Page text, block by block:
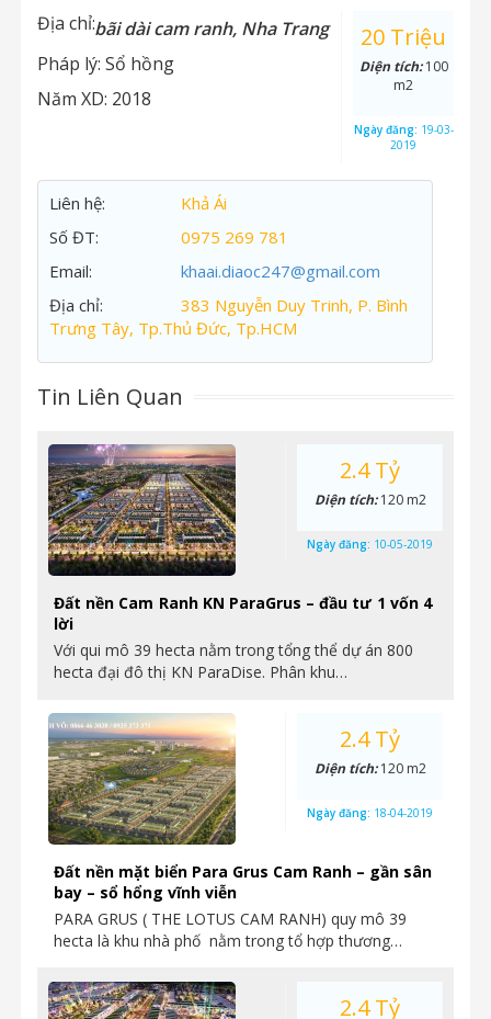
Địa chỉ:bãi dài cam ranh, Nha Trang
Pháp lý: Sổ hồng
Năm XD: 2018
20 Triệu
Diện tích:100
m2
Ngày đăng: 19-03-
2019
Liên hệ:
Khả Ái
Số ĐT:
0975 269 781
Email:
khaai.diaoc247@gmail.com
Địa chỉ:
383 Nguyễn Duy Trinh, P. Bình
Trưng Tây, Tp.Thủ Đức, Tp.HCM
Tin Liên Quan
Đất nền Cam Ranh KN ParaGrus – đầu tư 1 vốn 4
lời
Với qui mô 39 hecta nằm trong tổng thể dự án 800
hecta đại đô thị KN ParaDise. Phân khu…
2.4 Tỷ
Diện tích:120 m2
Ngày đăng: 10-05-2019
Đất nền mặt biển Para Grus Cam Ranh – gần sân
bay – sổ hổng vĩnh viễn
PARA GRUS ( THE LOTUS CAM RANH) quy mô 39
hecta là khu nhà phố nằm trong tổ hợp thương…
2.4 Tỷ
Diện tích:120 m2
Ngày đăng: 18-04-2019
2.4 Tỷ